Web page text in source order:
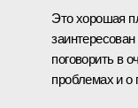
Это хорошая
поговорить в
проблемах и о